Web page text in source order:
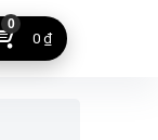
0
0 ₫